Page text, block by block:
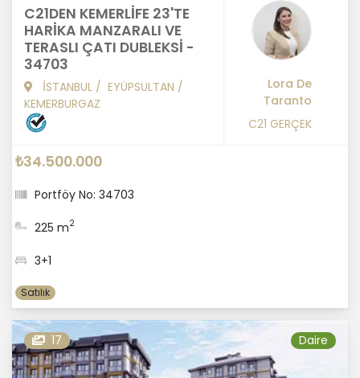
C21DEN KEMERLİFE 23'TE
HARİKA MANZARALI VE
TERASLI ÇATI DUBLEKSİ -
34703
İSTANBUL / EYÜPSULTAN /
KEMERBURGAZ
Lora De
Taranto
C21 GERÇEK
₺34.500.000
Portföy No: 34703
225 m2
3+1
Satılık
17 Daire